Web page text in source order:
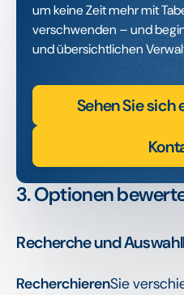
um keine Zeit mehr mit
verschwenden – und
und übersichtlichen
Sehen Sie sich
3. Optionen
Recherche und
RecherchierenSie